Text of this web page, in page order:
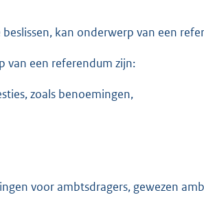
kan onderwerp van een
van een referendum zijn:
zoals benoemingen,
voor ambtsdragers, gewezen